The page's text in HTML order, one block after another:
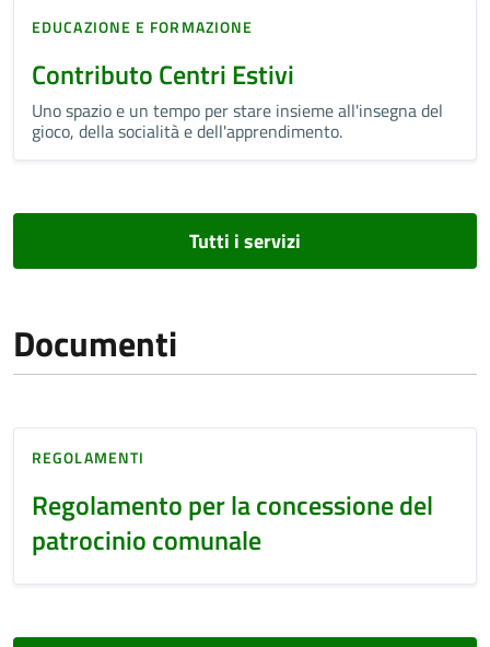
EDUCAZIONE E FORMAZIONE
Contributo Centri Estivi
Uno spazio e un tempo per stare insieme all'insegna del
gioco, della socialità e dell'apprendimento.
Tutti i servizi
Documenti
REGOLAMENTI
Regolamento per la concessione del
patrocinio comunale